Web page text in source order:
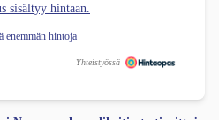
sisältyy hintaan.
enemmän hintoja
Yhteistyössä